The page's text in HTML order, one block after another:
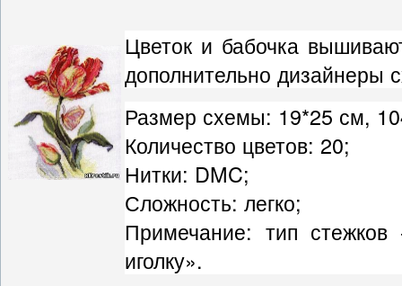
Цветок и бабочка
дополнительно дизайнеры
Размер схемы: 19*25 см,
Количество цветов: 20;
Нитки: DMC;
Сложность: легко;
Примечание: тип
иголку».